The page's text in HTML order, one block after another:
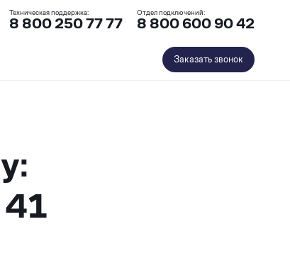
Техническая поддержка:
8 800 250 77 77
Отдел подключений:
8 800 600 90 42
Заказать звонок